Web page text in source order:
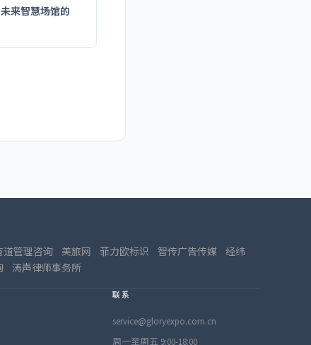
来智慧场馆的
道管理咨询 美旅网 菲力欧标识 智传广告传媒
经纬
涛声律师事务所
联系
service@gloryexpo.com.cn
周一至周五 9:00-18:00